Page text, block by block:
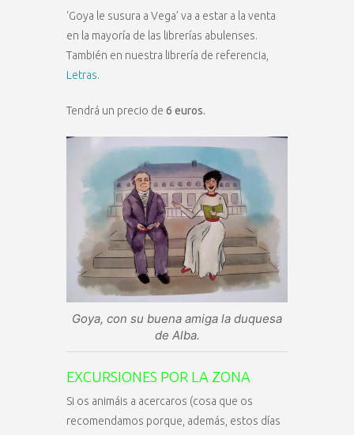
‘Goya le susura a Vega’ va a estar a la venta
en la mayoría de las librerías abulenses.
También en nuestra librería de referencia,
Letras.
Tendrá un precio de 6 euros.
Goya, con su buena amiga la duquesa
de Alba.
EXCURSIONES POR LA ZONA
Si os animáis a acercaros (cosa que os
recomendamos porque, además, estos días